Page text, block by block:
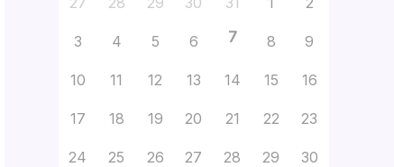
3 4 5 6 7 8 9
10 11 12 13 14 15 16
17 18 19 20 21 22 23
24 25 26 27 28 29 30